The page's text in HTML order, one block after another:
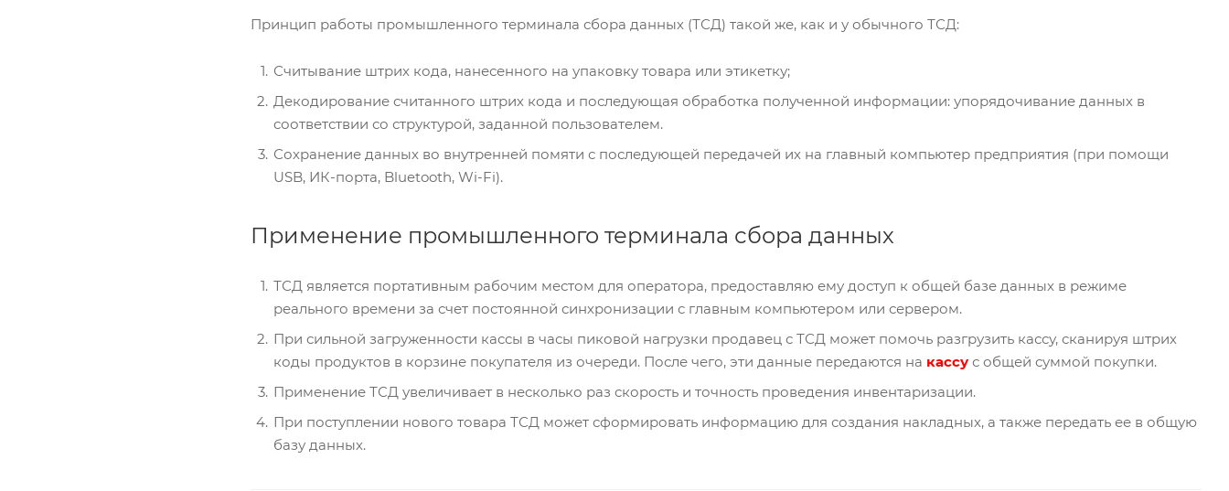
Принцип работы промышленного терминала сбора данных (ТСД) такой же, как и у обычного ТСД:
Считывание штрих кода, нанесенного на упаковку товара или этикетку;
Декодирование считанного штрих кода и последующая обработка полученной информации: упорядочивание данных в
соответствии со структурой, заданной пользователем.
Сохранение данных во внутренней помяти с последующей передачей их на главный компьютер предприятия (при помощи
USB, ИК-порта, Bluetooth, Wi-Fi).
Применение промышленного терминала сбора данных
ТСД является портативным рабочим местом для оператора, предоставляю ему доступ к общей базе данных в режиме
реального времени за счет постоянной синхронизации с главным компьютером или сервером.
При сильной загруженности кассы в часы пиковой нагрузки продавец с ТСД может помочь разгрузить кассу, сканируя штрих
коды продуктов в корзине покупателя из очереди. После чего, эти данные передаются на кассу с общей суммой покупки.
Применение ТСД увеличивает в несколько раз скорость и точность проведения инвентаризации.
При поступлении нового товара ТСД может сформировать информацию для создания накладных, а также передать ее в общую
базу данных.